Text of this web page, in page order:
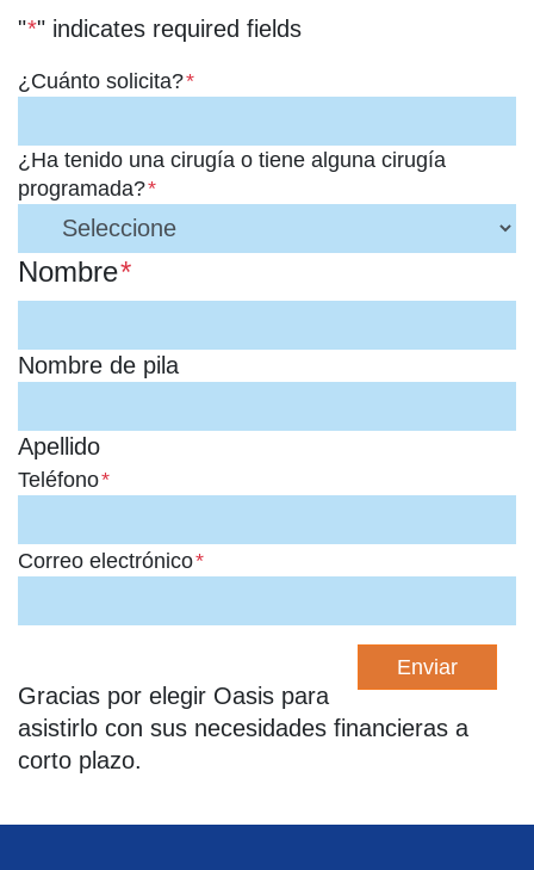
"*" indicates required fields
¿Cuánto solicita?*
¿Ha tenido una cirugía o tiene alguna cirugía
programada?*
Nombre*
Nombre de pila
Apellido
Teléfono*
Correo electrónico*
Gracias por elegir Oasis para
asistirlo con sus necesidades financieras a
corto plazo.